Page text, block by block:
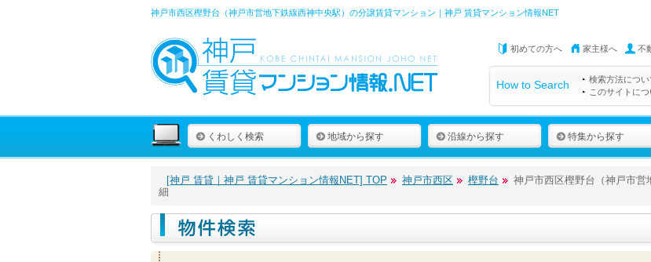
神戸市西区樫野台（神戸市営地下鉄線西神中央駅）の分譲賃貸マンション｜神戸 賃貸マンション情報NET
初めての方へ 家主様へ 不
How to Search 検索方法につい
このサイトにつ
くわしく検索 地域から探す 沿線から探す 特集から探す
[神戸 賃貸｜神戸 賃貸マンション情報NET] TOP 神戸市西区 樫野台
神戸市西区樫野台（神戸市
細